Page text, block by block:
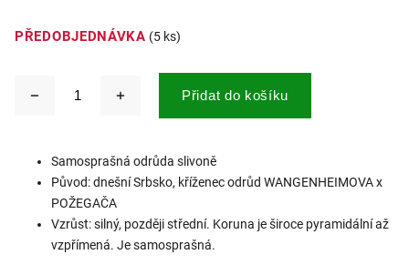
PŘEDOBJEDNÁVKA (5 ks)
Přidat do košíku
Samosprašná odrůda slivoně
Původ: dnešní Srbsko, kříženec odrůd WANGENHEIMOVA x
POŽEGAČA
Vzrůst: silný, později střední. Koruna je široce pyramidální až
vzpřímená. Je samosprašná.